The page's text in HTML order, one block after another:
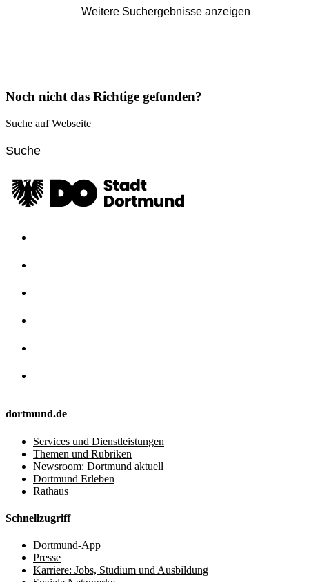
Weitere Suchergebnisse anzeigen
Noch nicht das Richtige gefunden?
Suche auf Webseite
dortmund.de
Services und Dienstleistungen
Themen und Rubriken
Newsroom: Dortmund aktuell
Dortmund Erleben
Rathaus
Schnellzugriff
Dortmund-App
Presse
Karriere: Jobs, Studium und Ausbildung